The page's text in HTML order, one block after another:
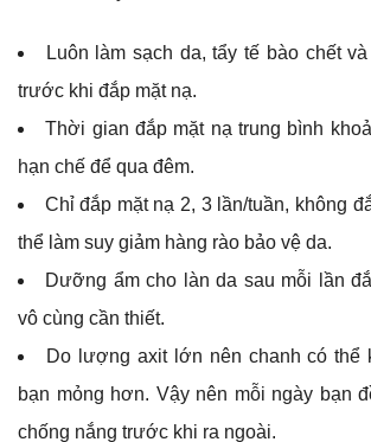
Luôn làm sạch da, tẩy tế bào chết
trước khi đắp mặt nạ.
Thời gian đắp mặt nạ trung bình
hạn chế để qua đêm.
Chỉ đắp mặt nạ 2, 3 lần/tuần, không
thể làm suy giảm hàng rào bảo vệ da.
Dưỡng ẩm cho làn da sau mỗi lần
vô cùng cần thiết.
Do lượng axit lớn nên chanh có thể
bạn mỏng hơn. Vậy nên mỗi ngày bạn
chống nắng trước khi ra ngoài.